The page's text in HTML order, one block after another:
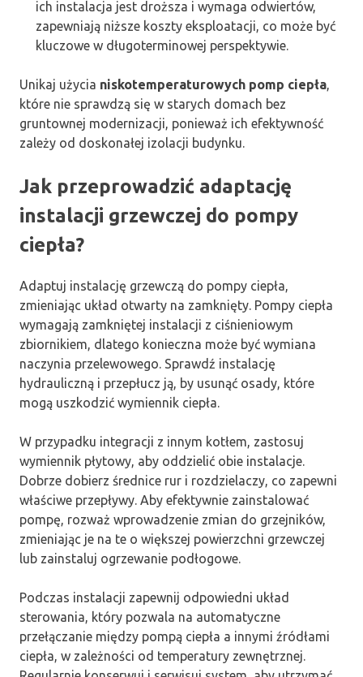
ich instalacja jest droższa i wymaga odwiertów,
zapewniają niższe koszty eksploatacji, co może być
kluczowe w długoterminowej perspektywie.
Unikaj użycia niskotemperaturowych pomp ciepła
które nie sprawdzą się w starych domach bez
gruntownej modernizacji, ponieważ ich efektywność
zależy od doskonałej izolacji budynku.
Jak przeprowadzić adaptację
instalacji grzewczej do pompy
ciepła?
Adaptuj instalację grzewczą do pompy ciepła,
zmieniając układ otwarty na zamknięty. Pompy ciepła
wymagają zamkniętej instalacji z ciśnieniowym
zbiornikiem, dlatego konieczna może być wymiana
naczynia przelewowego. Sprawdź instalację
hydrauliczną i przepłucz ją, by usunąć osady, które
mogą uszkodzić wymiennik ciepła.
W przypadku integracji z innym kotłem, zastosuj
wymiennik płytowy, aby oddzielić obie instalacje.
Dobrze dobierz średnice rur i rozdzielaczy, co zapewni
właściwe przepływy. Aby efektywnie zainstalować
pompę, rozważ wprowadzenie zmian do grzejników,
zmieniając je na te o większej powierzchni grzewczej
lub zainstaluj ogrzewanie podłogowe.
Podczas instalacji zapewnij odpowiedni układ
sterowania, który pozwala na automatyczne
przełączanie między pompą ciepła a innymi źródłami
ciepła, w zależności od temperatury zewnętrznej.